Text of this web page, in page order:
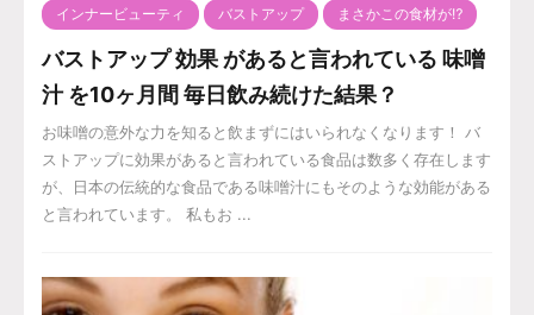
インナービューティ バストアップ まさかこの食材が⁉️
バストアップ 効果 があると言われている 味噌
汁 を10ヶ月間 毎日飲み続けた結果？
お味噌の意外な力を知ると飲まずにはいられなくなります！ バ
ストアップに効果があると言われている食品は数多く存在します
が、日本の伝統的な食品である味噌汁にもそのような効能がある
と言われています。 私もお ...